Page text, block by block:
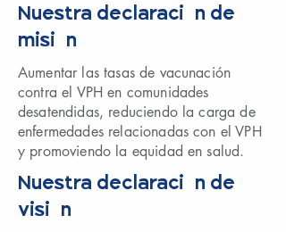
Nuestra declaración de
misión
Aumentar las tasas de vacunación
contra el VPH en comunidades
desatendidas, reduciendo la carga de
enfermedades relacionadas con el VPH
y promoviendo la equidad en salud.
Nuestra declaración de
visión